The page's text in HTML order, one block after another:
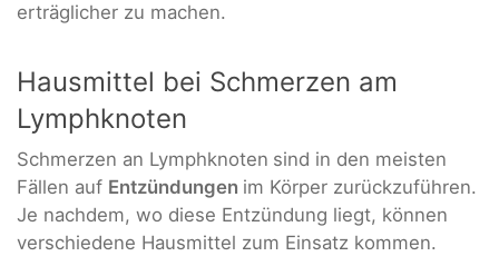
erträglicher zu machen.
Hausmittel bei Schmerzen am
Lymphknoten
Schmerzen an Lymphknoten sind in den meisten
Fällen auf Entzündungen im Körper zurückzuführen.
Je nachdem, wo diese Entzündung liegt, können
verschiedene Hausmittel zum Einsatz kommen.